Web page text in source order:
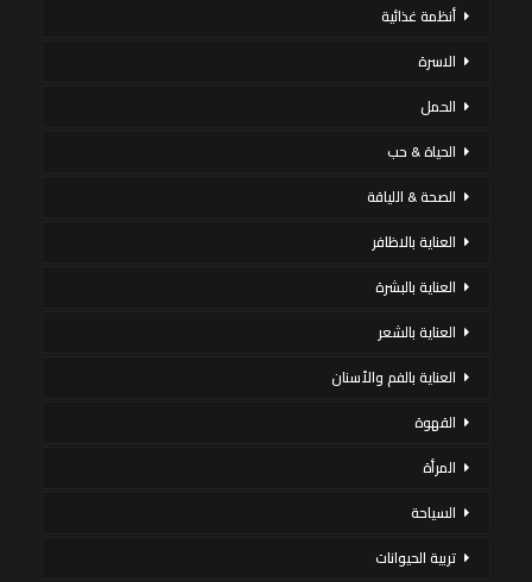
أنظمة غذائية
الاسرة
الحمل
الحياة & حب
الصحة & اللياقة
العناية بالاظافر
العناية بالبشرة
العناية بالشعر
العناية بالفم والأسنان
القهوة
المرأة
السياحة
تربية الحيوانات